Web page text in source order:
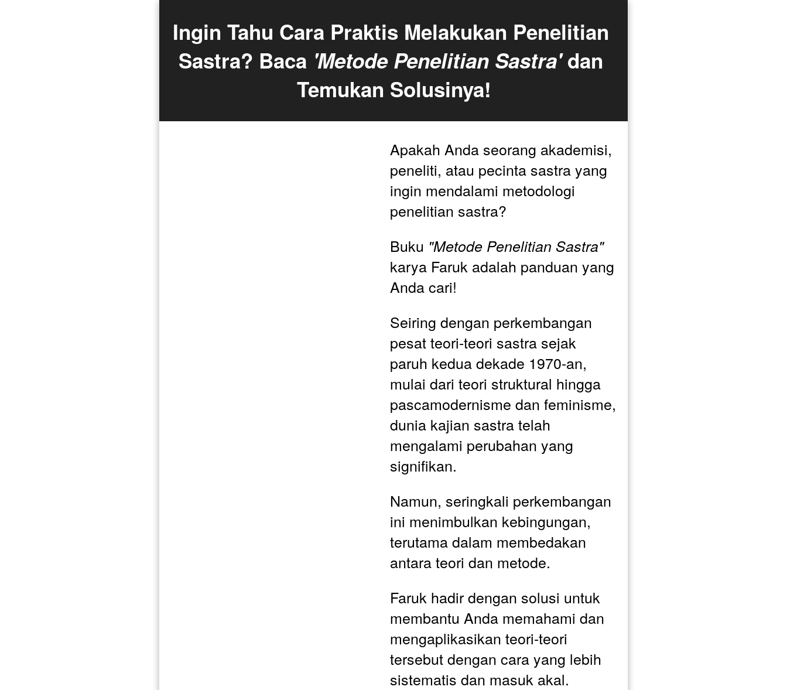
Ingin Tahu Cara Praktis Melakukan Penelitian
Sastra? Baca 'Metode Penelitian Sastra' dan
Temukan Solusinya!
Apakah Anda seorang akademisi,
peneliti, atau pecinta sastra yang
ingin mendalami metodologi
penelitian sastra?
Buku "Metode Penelitian Sastra"
karya Faruk adalah panduan yang
Anda cari!
Seiring dengan perkembangan
pesat teori-teori sastra sejak
paruh kedua dekade 1970-an,
mulai dari teori struktural hingga
pascamodernisme dan feminisme,
dunia kajian sastra telah
mengalami perubahan yang
signifikan.
Namun, seringkali perkembangan
ini menimbulkan kebingungan,
terutama dalam membedakan
antara teori dan metode.
Faruk hadir dengan solusi untuk
membantu Anda memahami dan
mengaplikasikan teori-teori
tersebut dengan cara yang lebih
sistematis dan masuk akal.